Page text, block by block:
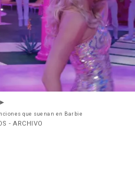
que suenan en Barbie
- ARCHIVO